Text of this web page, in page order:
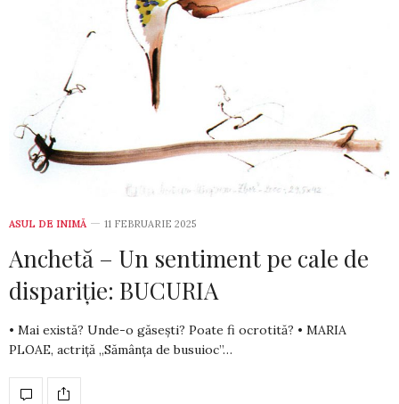
ASUL DE INIMĂ 11 FEBRUARIE 2025
Anchetă – Un sentiment pe cale de
dispariție: BUCURIA
• Mai există? Unde-o găsești? Poate fi ocrotită? • MARIA
PLOAE, actriță „Sămânța de busuioc”…